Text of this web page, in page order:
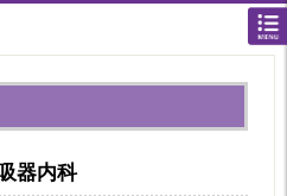
器内科